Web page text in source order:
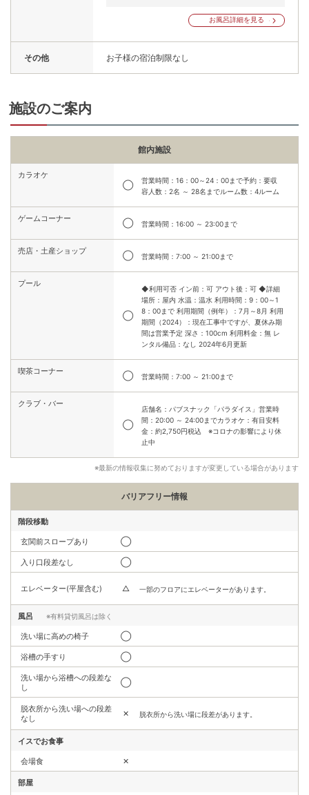
お風呂詳細を見る
その他 お子様の宿泊制限なし
施設のご案内
館内施設
カラオケ
◯
営業時間：16：00～24：00まで予約：要収
容人数：2名 ～ 28名までルーム数：4ルーム
ゲームコーナー
◯ 営業時間：16:00 ～ 23:00まで
売店・土産ショップ
◯ 営業時間：7:00 ～ 21:00まで
プール
◯
◆利用可否 イン前：可 アウト後：可 ◆詳細
場所：屋内 水温：温水 利用時間：9：00～1
8：00まで 利用期間（例年）：7月～8月 利用
期間（2024）：現在工事中ですが、夏休み期
間は営業予定 深さ：100cm 利用料金：無 レ
ンタル備品：なし 2024年6月更新
喫茶コーナー
◯ 営業時間：7:00 ～ 21:00まで
クラブ・バー
◯
店舗名：パブスナック「パラダイス」営業時
間：20:00 ～ 24:00までカラオケ：有目安料
金：約2,750円税込 ※コロナの影響により休
止中
※最新の情報収集に努めておりますが変更している場合があります
バリアフリー情報
階段移動
玄関前スロープあり ◯
入り口段差なし ◯
エレベーター(平屋含む) △ 一部のフロアにエレベーターがあります。
風呂 ※有料貸切風呂は除く
洗い場に高めの椅子 ◯
浴槽の手すり ◯
洗い場から浴槽への段差な
し
◯
脱衣所から洗い場への段差
なし
✕ 脱衣所から洗い場に段差があります。
イスでお食事
会場食 ✕
部屋